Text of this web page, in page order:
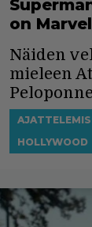
on
Näiden
mieleen
HOLLYWOOD